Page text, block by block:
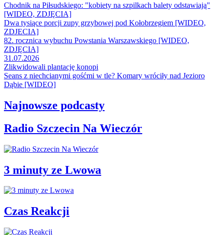
Chodnik na Piłsudskiego: "kobiety na szpilkach balety odstawiają"
[WIDEO, ZDJĘCIA]
Dwa tysiące porcji zupy grzybowej pod Kołobrzegiem [WIDEO,
ZDJECIA]
82. rocznica wybuchu Powstania Warszawskiego [WIDEO,
ZDJĘCIA]
31.07.2026
Zlikwidowali plantację konopi
Seans z niechcianymi gośćmi w tle? Komary wróciły nad Jezioro
Dąbie [WIDEO]
Najnowsze podcasty
Radio Szczecin Na Wieczór
3 minuty ze Lwowa
Czas Reakcji